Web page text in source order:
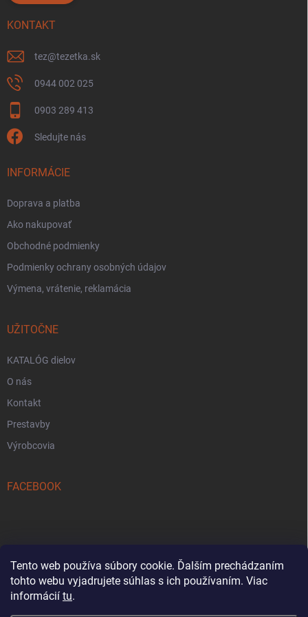
Tento web používa súbory cookie. Ďalším prechádzaním
tohto webu vyjadrujete súhlas s ich používaním. Viac
informácií tu.
KONTAKT
tez@tezetka.sk
0944 002 025
0903 289 413
Sledujte nás
INFORMÁCIE
Doprava a platba
Ako nakupovať
Obchodné podmienky
Podmienky ochrany osobných údajov
Výmena, vrátenie, reklamácia
UŽITOČNE
KATALÓG dielov
O nás
Kontakt
Prestavby
Výrobcovia
FACEBOOK
Reklamačný formulár